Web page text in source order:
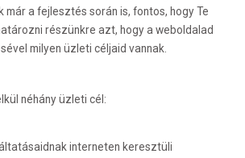
már a fejlesztés során is, fontos, hogy Te
részünkre azt, hogy a weboldalad
milyen üzleti céljaid vannak.
néhány üzleti cél:
interneten keresztüli